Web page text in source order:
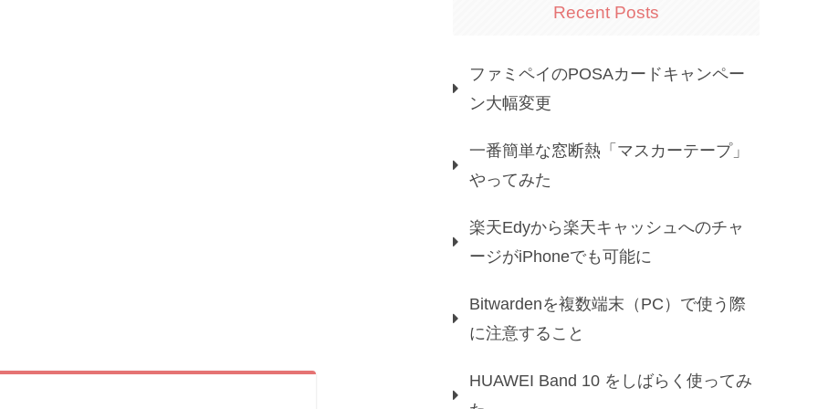
Recent Posts
ファミペイのPOSAカードキャンペー
ン大幅変更
一番簡単な窓断熱「マスカーテープ」
やってみた
楽天Edyから楽天キャッシュへのチャ
ージがiPhoneでも可能に
Bitwardenを複数端末（PC）で使う際
に注意すること
HUAWEI Band 10 をしばらく使ってみ